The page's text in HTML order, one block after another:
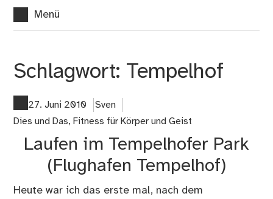
Menü
Schlagwort: Tempelhof
27. Juni 2010
Sven
Dies und Das, Fitness für Körper und Geist
Laufen im Tempelhofer Park
(Flughafen Tempelhof)
Heute war ich das erste mal, nach dem